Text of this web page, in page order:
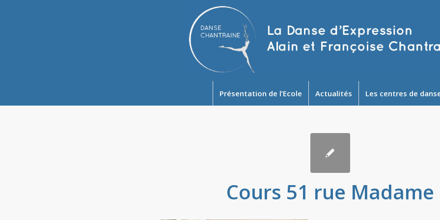
Présentation de l’Ecole Actualités Les centres de
Cours 51 rue Madame